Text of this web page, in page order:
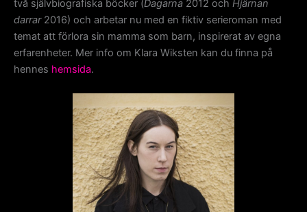
två självbiografiska böcker (Dagarna 2012 och Hjärnan
darrar2016) och arbetar nu med en fiktiv serieroman med
temat att förlora sin mamma som barn, inspirerat av egna
erfarenheter. Mer info om Klara Wiksten kan du finna på
hennes hemsida.